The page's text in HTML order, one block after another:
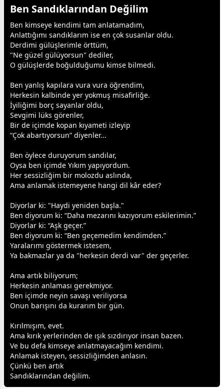
Ben Sandıklarından Değilim
Ben kimseye kendimi tam anlatamadım,
Anlattığımı sandıklarım ise en çok susanlar oldu.
Derdimi gülüşlerimle örttüm,
"Ne güzel gülüyorsun" dediler,
O gülüşlerde boğulduğumu kimse bilmedi.
Ben yanlış kapılara vura vura öğrendim,
Herkesin kalbinde yer yokmuş misafirliğe.
İyiliğimi borç sayanlar oldu,
Sevgimi lüks görenler,
Bir de içimde kopan kıyameti izleyip
“Çok abartıyorsun” diyenler...
Ben öylece duruyorum sandılar,
Oysa ben içimde Yıkım yapıyordum.
Her sessizliğim bir molozdu aslında,
Ama anlamak istemeyene hangi dil kâr eder?
Diyorlar ki: "Haydi yeniden başla."
Ben diyorum ki: “Daha mezarını kazıyorum eskilerimin.”
Diyorlar ki: “Aşk geçer.”
Ben diyorum ki: “Ben geçemedim kendimden.”
Yaralarımı göstermek istesem,
Ya bakmazlar ya da "herkesin derdi var" der geçerler.
Ama artık biliyorum;
Herkesin anlaması gerekmiyor.
Ben içimde neyin savaşı veriliyorsa
Onun barışını da kurarım bir gün.
Kırılmışım, evet.
Ama kırık yerlerinden de ışık sızdırıyor insan bazen.
Ve bu defa kimseye anlatmayacağım kendimi.
Anlamak isteyen, sessizliğimden anlasın.
Çünkü ben artık
Sandıklarından değilim.